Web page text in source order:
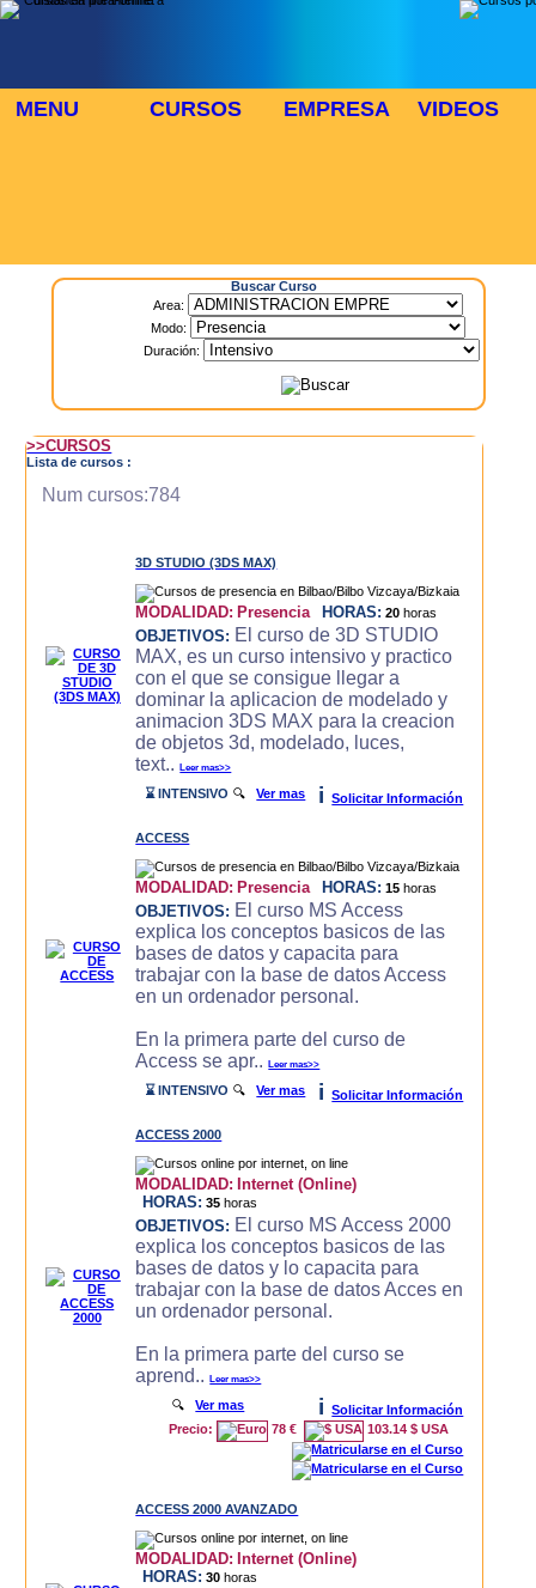
MENU CURSOS EMPRESA VIDEOS
Buscar Curso
Area:
Modo:
Duración:
>>CURSOS
Lista de cursos :
Num cursos:784
3D STUDIO (3DS MAX)
MODALIDAD: Presencia HORAS: 20 horas
OBJETIVOS: El curso de 3D STUDIO
MAX, es un curso intensivo y practico
con el que se consigue llegar a
dominar la aplicacion de modelado y
animacion 3DS MAX para la creacion
de objetos 3d, modelado, luces,
text..Leer mas>>
⌛ INTENSIVO 🔍Ver mas i Solicitar Información
ACCESS
MODALIDAD: Presencia HORAS: 15 horas
OBJETIVOS: El curso MS Access
explica los conceptos basicos de las
bases de datos y capacita para
trabajar con la base de datos Access
en un ordenador personal.
En la primera parte del curso de
Access se apr..Leer mas>>
⌛ INTENSIVO 🔍Ver mas i Solicitar Información
ACCESS 2000
MODALIDAD: Internet (Online)
HORAS: 35 horas
OBJETIVOS: El curso MS Access 2000
explica los conceptos basicos de las
bases de datos y lo capacita para
trabajar con la base de datos Acces en
un ordenador personal.
En la primera parte del curso se
aprend..Leer mas>>
🔍Ver mas i
Solicitar Información
Precio:
78 € 103.14 $ USA
ACCESS 2000 AVANZADO
MODALIDAD: Internet (Online)
HORAS: 30 horas